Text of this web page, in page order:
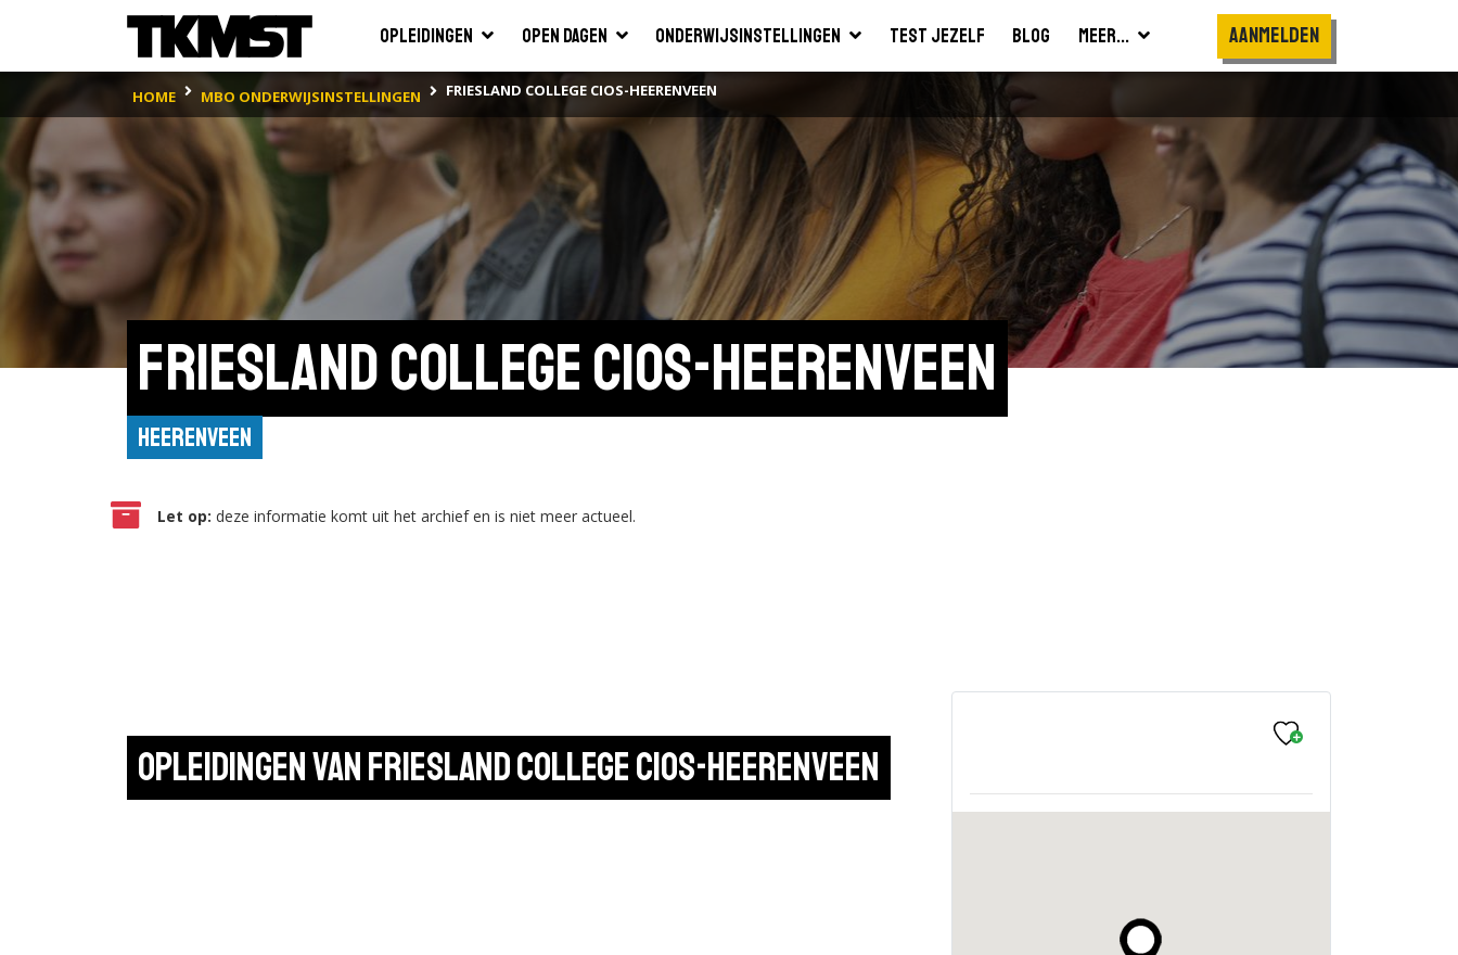
Opleidingen Open dagen Onderwijsinstellingen Test jezelf Blog Meer... Aanmelden
HOME MBO ONDERWIJSINSTELLINGEN FRIESLAND COLLEGE CIOS-HEERENVEEN
Friesland College CIOS-Heerenveen
Heerenveen
Let op: deze informatie komt uit het archief en is niet meer actueel.
Opleidingen van Friesland College CIOS-Heerenveen